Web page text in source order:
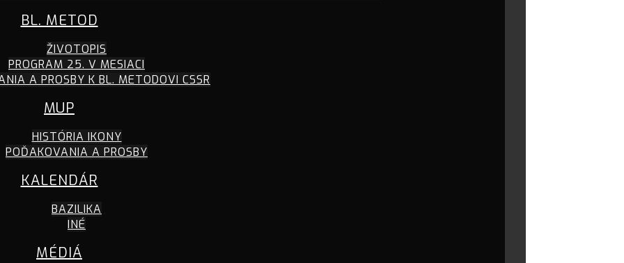
BL. METOD
ŽIVOTOPIS
PROGRAM 25. V MESIACI
A PROSBY K BL. METODOVI CSSR
MUP
HISTÓRIA IKONY
POĎAKOVANIA A PROSBY
KALENDÁR
BAZILIKA
INÉ
MÉDIÁ